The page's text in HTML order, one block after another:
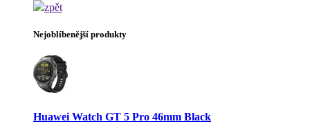
zpět
Nejoblíbenější produkty
Huawei Watch GT 5 Pro 46mm Black